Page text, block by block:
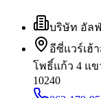
บริษัท อัล
อีซี่แวร์เฮ้
โพธิ์แก้ว 4 แ
10240